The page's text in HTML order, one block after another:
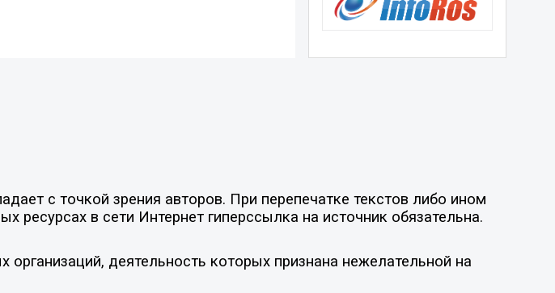
с точкой зрения авторов. При перепечатке текстов либо ином
ресурсах в сети Интернет гиперссылка на источник обязательна.
деятельность которых признана нежелательной на